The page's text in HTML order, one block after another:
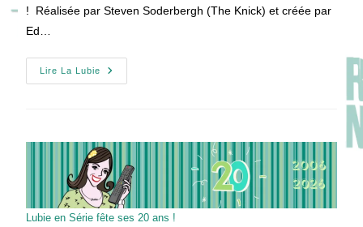
! Réalisée par Steven Soderbergh (The Knick) et créée par
Ed…
Lire La Lubie
FULL
CIRCLE
La
Malédiction:
Intrigues
Et
Rédemptions
Dans
Les
Ombres
Lubie en Série fête ses 20 ans !